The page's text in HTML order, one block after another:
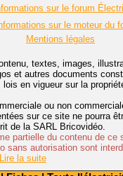
sur le forum
sur le moteur du
Mentions légales
textes, images,
et autres documents
en vigueur sur la
ou non
sur ce site ne pourra
de la SARL Bricovidéo.
partielle du contenu de ce
sans autorisation sont
la suite